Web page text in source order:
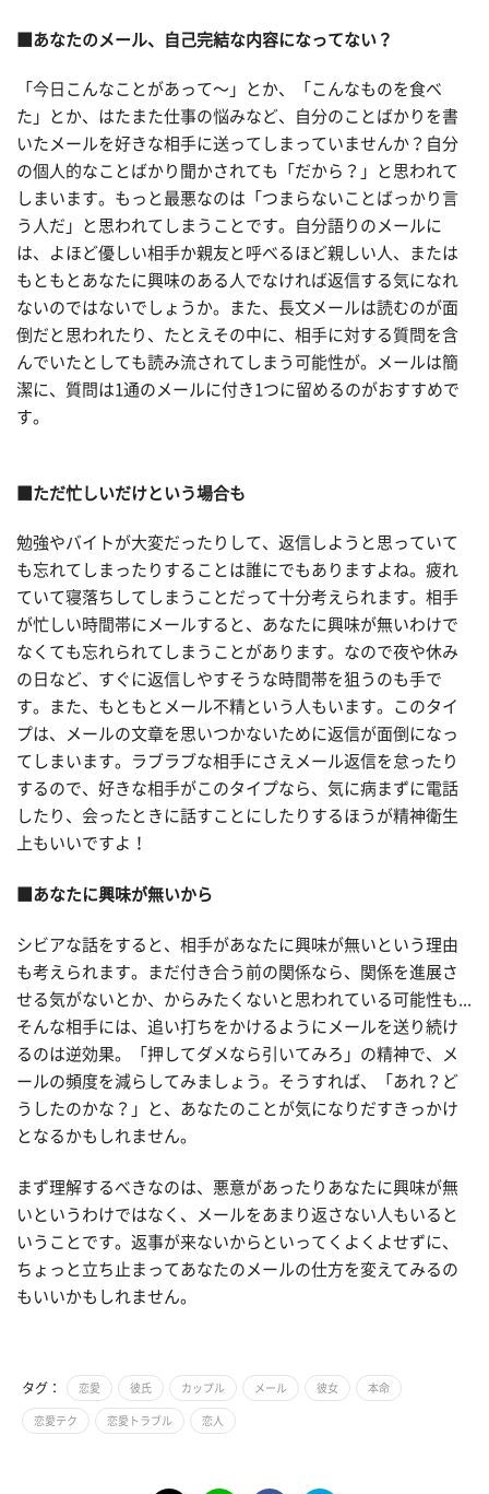
■あなたのメール、自己完結な内容になってない？
「今日こんなことがあって〜」とか、「こんなものを食べ
た」とか、はたまた仕事の悩みなど、自分のことばかりを書
いたメールを好きな相手に送ってしまっていませんか？自分
の個人的なことばかり聞かされても「だから？」と思われて
しまいます。もっと最悪なのは「つまらないことばっかり言
う人だ」と思われてしまうことです。自分語りのメールに
は、よほど優しい相手か親友と呼べるほど親しい人、または
もともとあなたに興味のある人でなければ返信する気になれ
ないのではないでしょうか。また、長文メールは読むのが面
倒だと思われたり、たとえその中に、相手に対する質問を含
んでいたとしても読み流されてしまう可能性が。メールは簡
潔に、質問は1通のメールに付き1つに留めるのがおすすめで
す。
■ただ忙しいだけという場合も
勉強やバイトが大変だったりして、返信しようと思っていて
も忘れてしまったりすることは誰にでもありますよね。疲れ
ていて寝落ちしてしまうことだって十分考えられます。相手
が忙しい時間帯にメールすると、あなたに興味が無いわけで
なくても忘れられてしまうことがあります。なので夜や休み
の日など、すぐに返信しやすそうな時間帯を狙うのも手で
す。また、もともとメール不精という人もいます。このタイ
プは、メールの文章を思いつかないために返信が面倒になっ
てしまいます。ラブラブな相手にさえメール返信を怠ったり
するので、好きな相手がこのタイプなら、気に病まずに電話
したり、会ったときに話すことにしたりするほうが精神衛生
上もいいですよ！
■あなたに興味が無いから
シビアな話をすると、相手があなたに興味が無いという理由
も考えられます。まだ付き合う前の関係なら、関係を進展さ
せる気がないとか、からみたくないと思われている可能性も...
そんな相手には、追い打ちをかけるようにメールを送り続け
るのは逆効果。「押してダメなら引いてみろ」の精神で、メ
ールの頻度を減らしてみましょう。そうすれば、「あれ？ど
うしたのかな？」と、あなたのことが気になりだすきっかけ
となるかもしれません。
まず理解するべきなのは、悪意があったりあなたに興味が無
いというわけではなく、メールをあまり返さない人もいると
いうことです。返事が来ないからといってくよくよせずに、
ちょっと立ち止まってあなたのメールの仕方を変えてみるの
もいいかもしれません。
タグ： 恋愛 彼氏 カップル メール 彼女 本命
恋愛テク 恋愛トラブル 恋人